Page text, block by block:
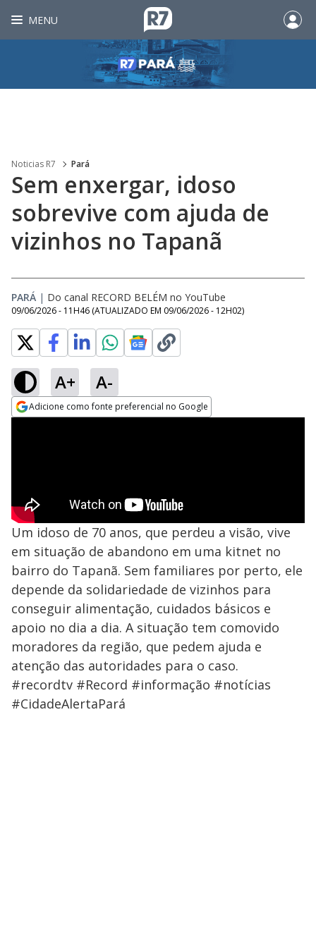
MENU
Noticias R7 Pará
Sem enxergar, idoso
sobrevive com ajuda de
vizinhos no Tapanã
PARÁ | Do canal RECORD BELÉM no YouTube
09/06/2026 - 11H46 (ATUALIZADO EM 09/06/2026 - 12H02)
A+ A-
Adicione como fonte preferencial no Google
Um idoso de 70 anos, que perdeu a visão, vive
em situação de abandono em uma kitnet no
bairro do Tapanã. Sem familiares por perto, ele
depende da solidariedade de vizinhos para
conseguir alimentação, cuidados básicos e
apoio no dia a dia. A situação tem comovido
moradores da região, que pedem ajuda e
atenção das autoridades para o caso.
#recordtv #Record #informação #notícias
#CidadeAlertaPará